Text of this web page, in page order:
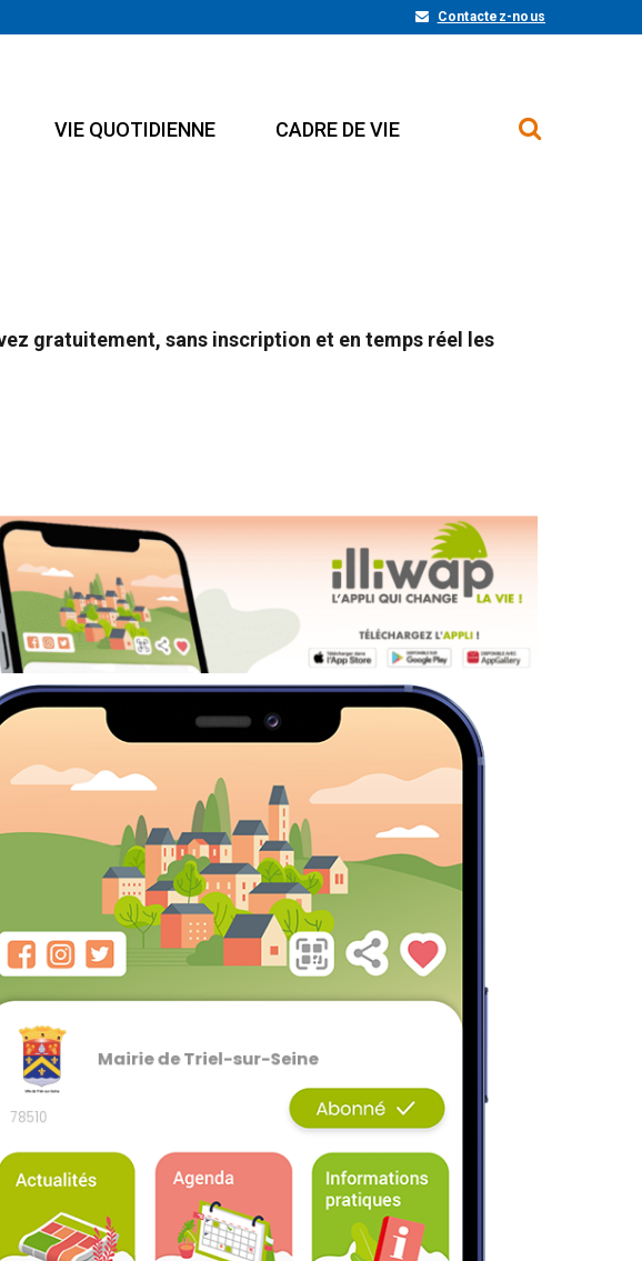
Contactez-nous
VIE QUOTIDIENNE CADRE DE VIE
gratuitement, sans inscription et en temps réel les